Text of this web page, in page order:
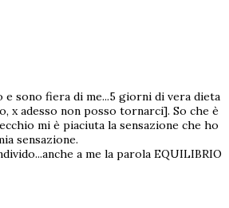
e sono fiera di me...5 giorni di vera dieta
x adesso non posso tornarci]. So che è
mi è piaciuta la sensazione che ho
sensazione.
a me la parola EQUILIBRIO